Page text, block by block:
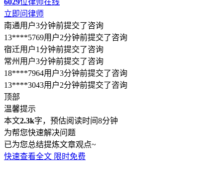
立即问律师
南通用户3分钟前提交了咨询
13****5769用户2分钟前提交了咨询
宿迁用户1分钟前提交了咨询
常州用户3分钟前提交了咨询
18****7964用户3分钟前提交了咨询
13****3043用户2分钟前提交了咨询
顶部
温馨提示
本文2.3k字，预估阅读时间8分钟
为帮您快速解决问题
已为您总结提炼文章观点~
快速查看全文 限时免费